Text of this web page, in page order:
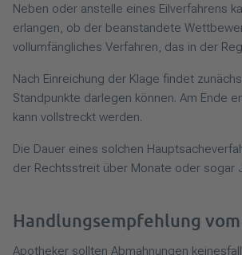
Neben oder anstelle eines Eilverfahrens
erlangen, ob der beanstandete
vollumfängliches Verfahren, das in der
Nach Einreichung der Klage findet
Standpunkte darlegen können. Am Ende
kann vollstreckt werden.
Die Dauer eines solchen
der Rechtsstreit über Monate oder sogar
Handlungsempfehlung
Apotheker sollten Abmahnungen